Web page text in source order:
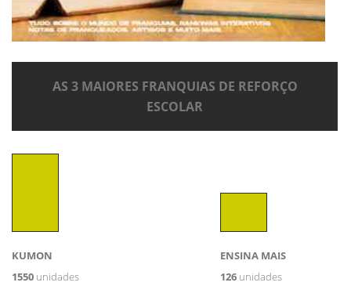
AS 3 MAIORES FRANQUIAS DE REFORÇO
ESCOLAR
KUMON
1550 unidades
ENSINA MAIS
126 unidades